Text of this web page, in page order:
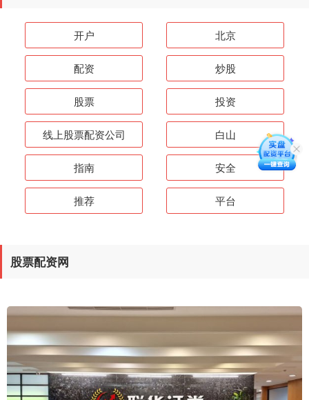
开户 北京
配资 炒股
股票 投资
线上股票配资公司 白山
指南 安全
推荐 平台
股票配资网